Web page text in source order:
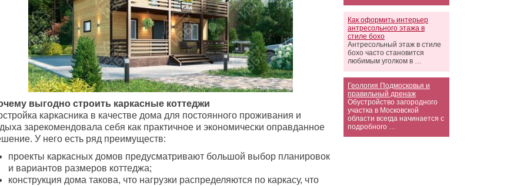
Как оформить интерьер
антресольного этажа в
стиле бохо
Антресольный этаж в стиле
бохо часто становится
любимым уголком в …
Геология Подмосковья и
правильный дренаж
Обустройство загородного
участка в Московской
области всегда начинается с
подробного …
выгодно строить каркасные коттеджи
каркасника в качестве дома для постоянного проживания и
зарекомендовала себя как практичное и экономически оправданное
У него есть ряд преимуществ:
проекты каркасных домов предусматривают большой выбор планировок
и вариантов размеров коттеджа;
конструкция дома такова, что нагрузки распределяются по каркасу, что